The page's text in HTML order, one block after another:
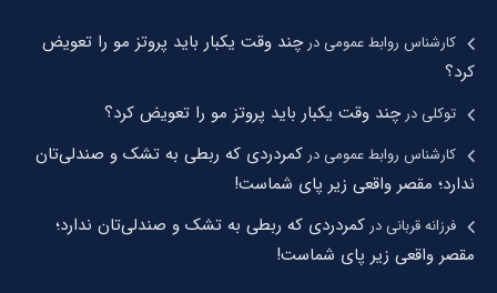
کارشناس روابط عمومیدرچند وقت یکبار باید پروتز مو را تعویض
کرد؟
توکلیدرچند وقت یکبار باید پروتز مو را تعویض کرد؟
کارشناس روابط عمومیدر کمردردی که ربطی به تشک و صندلی‌تان
ندارد؛ مقصر واقعی زیر پای شماست!
فرزانه قربانیدر کمردردی که ربطی به تشک و صندلی‌تان ندارد؛
مقصر واقعی زیر پای شماست!